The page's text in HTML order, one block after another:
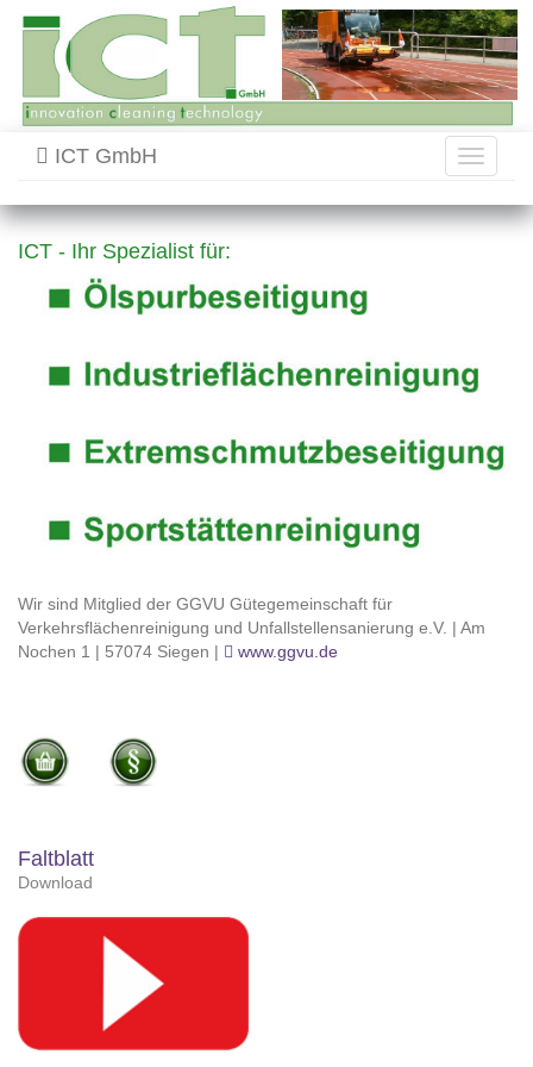
Toggle
ICT GmbH
ICT - Ihr Spezialist für:
Wir sind Mitglied der GGVU Gütegemeinschaft für
Verkehrsflächenreinigung und Unfallstellensanierung e.V. | Am
Nochen 1 | 57074 Siegen |
www.ggvu.de
Faltblatt
Download